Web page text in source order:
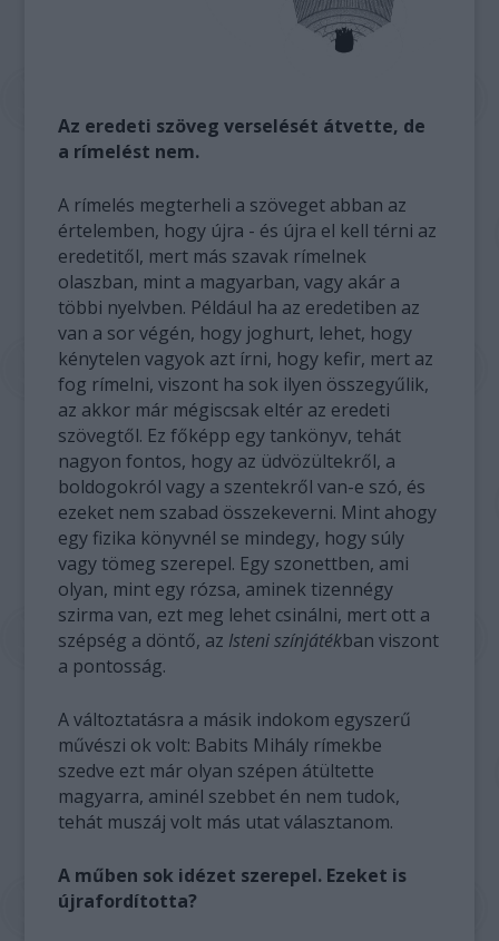
Az eredeti szöveg verselését átvette, de
a rímelést nem.
A rímelés megterheli a szöveget abban az
értelemben, hogy újra - és újra el kell térni az
eredetitől, mert más szavak rímelnek
olaszban, mint a magyarban, vagy akár a
többi nyelvben. Például ha az eredetiben az
van a sor végén, hogy joghurt, lehet, hogy
kénytelen vagyok azt írni, hogy kefir, mert az
fog rímelni, viszont ha sok ilyen összegyűlik,
az akkor már mégiscsak eltér az eredeti
szövegtől. Ez főképp egy tankönyv, tehát
nagyon fontos, hogy az üdvözültekről, a
boldogokról vagy a szentekről van-e szó, és
ezeket nem szabad összekeverni. Mint ahogy
egy fizika könyvnél se mindegy, hogy súly
vagy tömeg szerepel. Egy szonettben, ami
olyan, mint egy rózsa, aminek tizennégy
szirma van, ezt meg lehet csinálni, mert ott a
szépség a döntő, az Isteni színjátékban viszont
a pontosság.
A változtatásra a másik indokom egyszerű
művészi ok volt: Babits Mihály rímekbe
szedve ezt már olyan szépen átültette
magyarra, aminél szebbet én nem tudok,
tehát muszáj volt más utat választanom.
A műben sok idézet szerepel. Ezeket is
újrafordította?